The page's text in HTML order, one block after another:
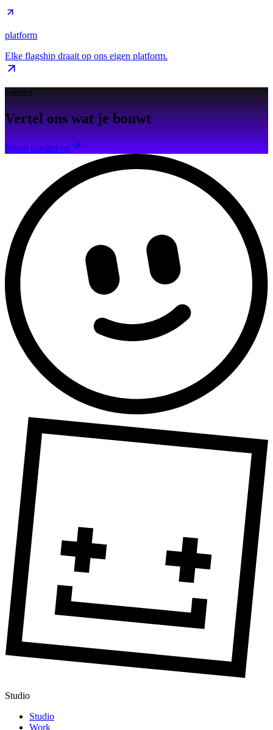
platform
Elke flagship draait op ons eigen platform.
contact
Vertel ons wat je bouwt
Neem contact op
Studio
Studio
Work